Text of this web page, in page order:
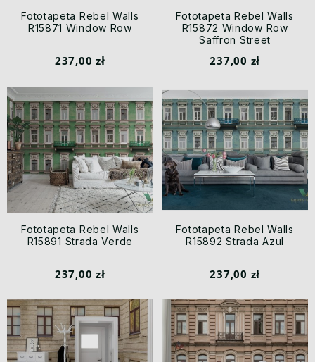
Fototapeta Rebel Walls
R15871 Window Row
237,00 zł
Fototapeta Rebel Walls
R15872 Window Row
Saffron Street
237,00 zł
Fototapeta Rebel Walls
R15891 Strada Verde
237,00 zł
Fototapeta Rebel Walls
R15892 Strada Azul
237,00 zł